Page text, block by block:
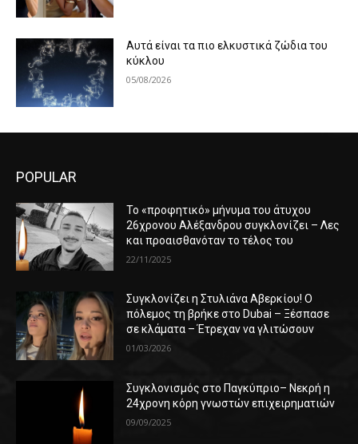
Αυτά είναι τα πιο ελκυστικά ζώδια του
κύκλου
05/08/2026
POPULAR
Το «προφητικό» μήνυμα του άτυχου
26χρονου Αλέξανδρου συγκλονίζει – Λες
και προαισθανόταν το τέλος του
22/11/2025
Συγκλονίζει η Στυλιάνα Αβερκίου! Ο
πόλεμος τη βρήκε στο Dubai – Ξέσπασε
σε κλάματα – Έτρεχαν να γλιτώσουν
01/03/2026
Συγκλονισμός στο Παγκύπριο– Νεκρή η
24χρονη κόρη γνωστών επιχειρηματιών
09/09/2025